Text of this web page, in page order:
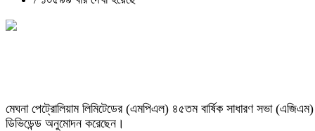
মেঘনা পেট্রোলিয়াম লিমিটেডের (এমপিএল) ৪৫তম বার্ষিক সাধারণ সভা
ডিভিডেন্ড অনুমোদন করেছেন।